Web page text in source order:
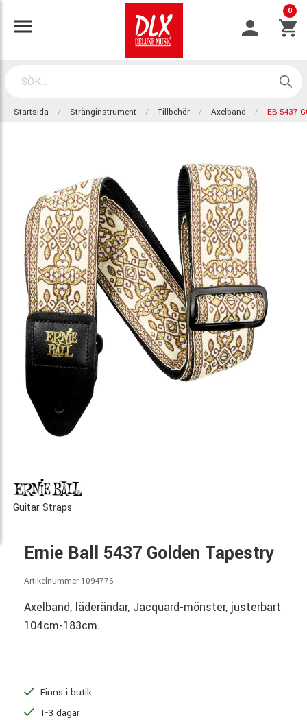
0
Startsida Stränginstrument Tillbehör Axelband EB-5437
Guitar Straps
Ernie Ball 5437 Golden Tapestry
Artikelnummer 1094776
Axelband, läderändar, Jacquard-mönster, justerbart
104cm-183cm.
Finns i butik
1-3 dagar